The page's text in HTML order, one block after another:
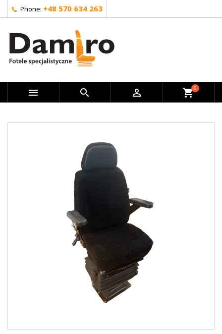
Phone: +48 570 634 263
   shopping_cart0